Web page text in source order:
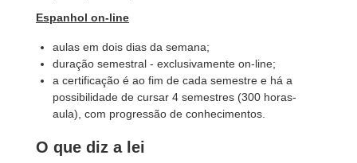
Espanhol on-line
aulas em dois dias da semana;
duração semestral - exclusivamente on-line;
a certificação é ao fim de cada semestre e há a
possibilidade de cursar 4 semestres (300 horas-
aula), com progressão de conhecimentos.
O que diz a lei